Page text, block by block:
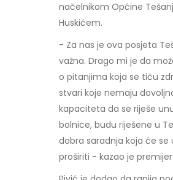
načelnikom Općine
Huskićem.
- Za nas je ova posjeta
važna. Drago mi je da
o pitanjima koja se tiču
stvari koje nemaju
kapaciteta da se riješe
bolnice, budu riješene u
dobra saradnja koja će se
proširiti - kazao je premijer